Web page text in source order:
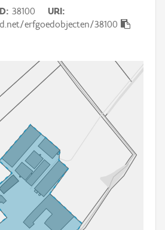
38100
URI
erfgoedobjecten/38100